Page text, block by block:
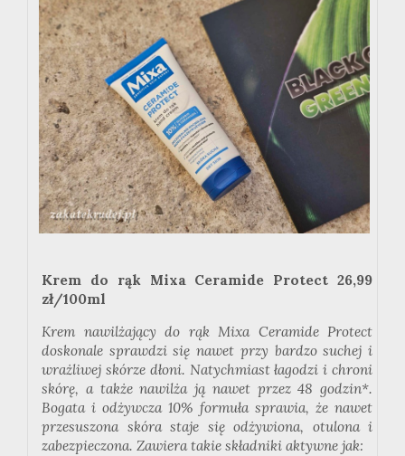
Krem do rąk Mixa Ceramide Protect 26,99
zł/100ml
Krem nawilżający do rąk Mixa Ceramide Protect
doskonale sprawdzi się nawet przy bardzo suchej i
wrażliwej skórze dłoni. Natychmiast łagodzi i chroni
skórę, a także nawilża ją nawet przez 48 godzin*.
Bogata i odżywcza 10% formuła sprawia, że nawet
przesuszona skóra staje się odżywiona, otulona i
zabezpieczona. Zawiera takie składniki aktywne jak: